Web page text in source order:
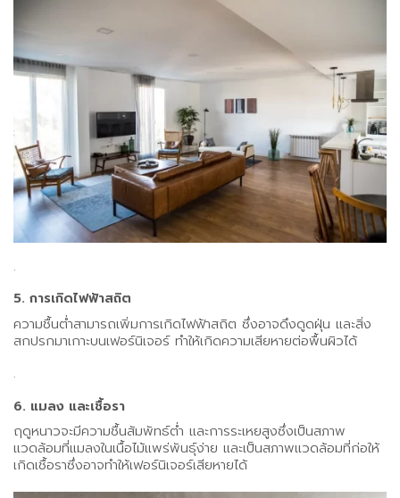
.
5. การเกิดไฟฟ้าสถิต
ความชื้นต่ำสามารถเพิ่มการเกิดไฟฟ้าสถิต ซึ่งอาจดึงดูดฝุ่น และสิ่ง
สกปรกมาเกาะบนเฟอร์นิเจอร์ ทำให้เกิดความเสียหายต่อพื้นผิวได้
.
6. แมลง และเชื้อรา
ฤดูหนาวจะมีความชื้นสัมพัทธ์ต่ำ และการระเหยสูงซึ่งเป็นสภาพ
แวดล้อมที่แมลงในเนื้อไม้แพร่พันธุ์ง่าย และเป็นสภาพแวดล้อมที่ก่อให้
เกิดเชื้อราซึ่งอาจทำให้เฟอร์นิเจอร์เสียหายได้